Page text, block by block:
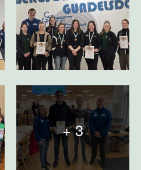
+ 3